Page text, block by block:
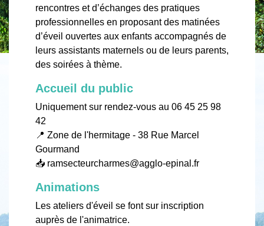
rencontres et d’échanges des pratiques
professionnelles en proposant des matinées
d’éveil ouvertes aux enfants accompagnés de
leurs assistants maternels ou de leurs parents,
des soirées à thème.
Accueil du public
Uniquement sur rendez-vous au 06 45 25 98
42
📍 Zone de l'hermitage - 38 Rue Marcel
Gourmand
📥 ramsecteurcharmes@agglo-epinal.fr
Animations
Les ateliers d'éveil se font sur inscription
auprès de l'animatrice.